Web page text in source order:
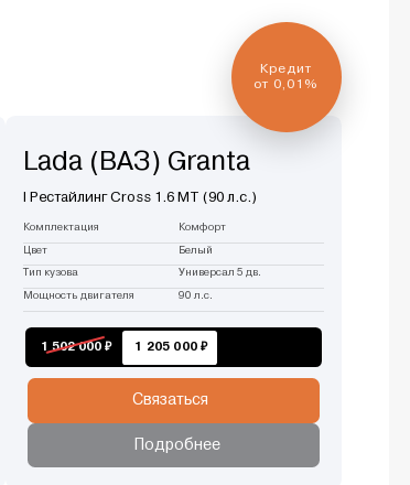
Lada (ВАЗ) Granta
I Рестайлинг Cross 1.6 MT (90 л.с.)
Комплектация Комфорт
Цвет Белый
Тип кузова Универсал 5 дв.
Мощность двигателя 90 л.с.
1 502 000 ₽ 1 205 000 ₽
Связаться
Подробнее
Кредит
от 0,01%